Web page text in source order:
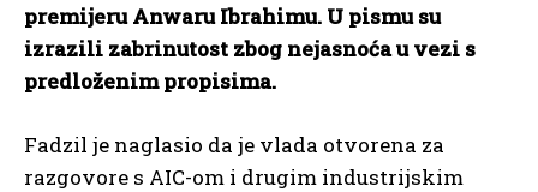
premijeru Anwaru Ibrahimu. U pismu su
izrazili zabrinutost zbog nejasnoća u vezi s
predloženim propisima.
Fadzil je naglasio da je vlada otvorena za
razgovore s AIC-om i drugim industrijskim